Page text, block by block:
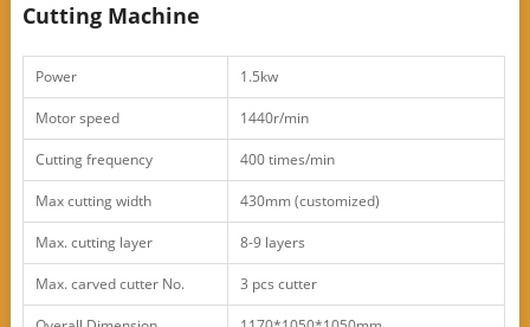
Cutting Machine
Power 1.5kw
Motor speed 1440r/min
Cutting frequency 400 times/min
Max cutting width 430mm (customized)
Max. cutting layer 8-9 layers
Max. carved cutter No. 3 pcs cutter